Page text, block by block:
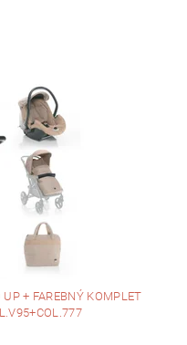
+ FAREBNÝ KOMPLET